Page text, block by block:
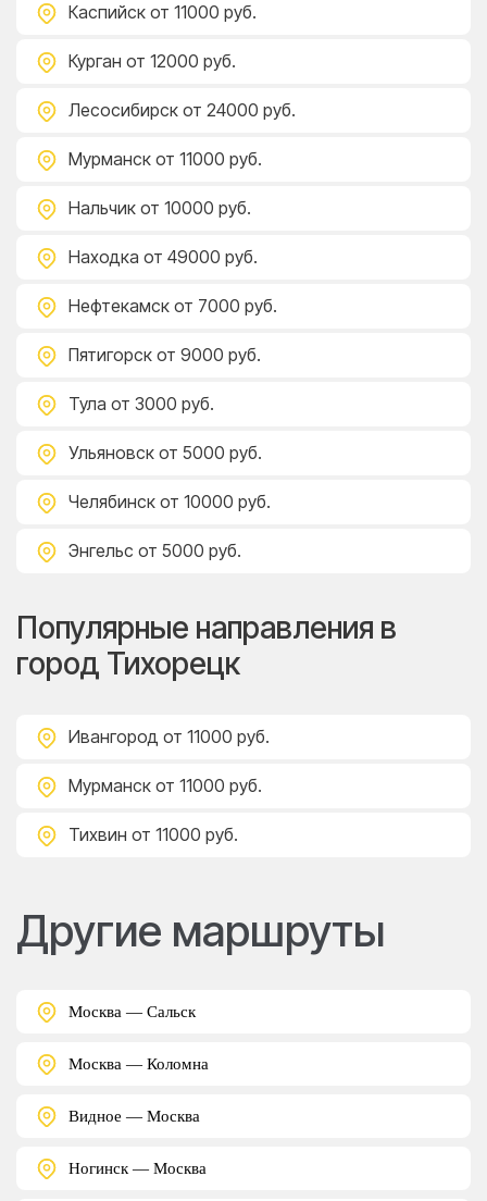
Каспийск от 11000 руб.
Курган от 12000 руб.
Лесосибирск от 24000 руб.
Мурманск от 11000 руб.
Нальчик от 10000 руб.
Находка от 49000 руб.
Нефтекамск от 7000 руб.
Пятигорск от 9000 руб.
Тула от 3000 руб.
Ульяновск от 5000 руб.
Челябинск от 10000 руб.
Энгельс от 5000 руб.
Популярные направления в
город Тихорецк
Ивангород от 11000 руб.
Мурманск от 11000 руб.
Тихвин от 11000 руб.
Другие маршруты
Москва — Сальск
Москва — Коломна
Видное — Москва
Ногинск — Москва